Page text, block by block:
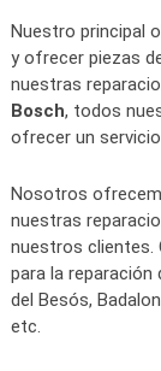
Nuestro principal
y ofrecer piezas
nuestras
Bosch, todos
ofrecer un
Nosotros
nuestras
nuestros clientes.
para la reparación
del Besós,
etc.